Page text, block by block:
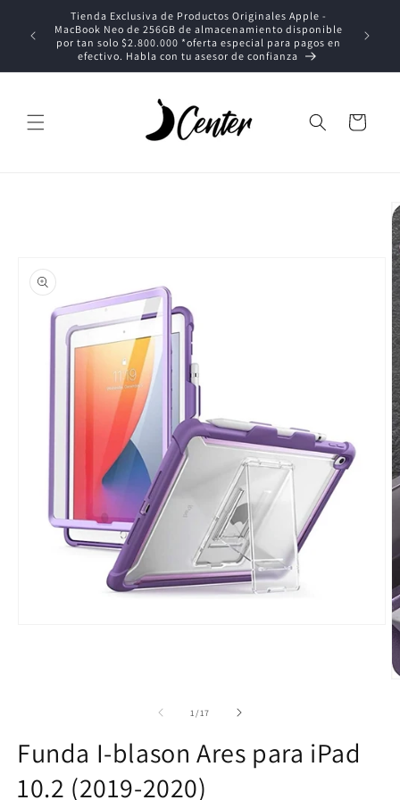
directamente
al contenido
Tienda Exclusiva de Productos Originales Apple -
MacBook Neo de 256GB de almacenamiento disponible
por tan solo $2.800.000 *oferta especial para pagos en
efectivo. Habla con tu asesor de confianza
Carrito
1/de
17
Funda I-blason Ares para iPad
10.2 (2019-2020)